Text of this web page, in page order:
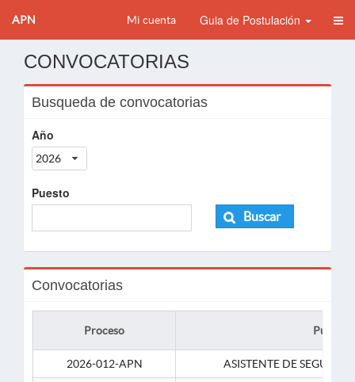
APN Mi cuenta Guia de Postulación
CONVOCATORIAS
Busqueda de convocatorias
Año
2026
Puesto
Buscar
Convocatorias
Proceso Puesto
2026-012-APN ASISTENTE DE